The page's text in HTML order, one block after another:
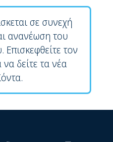
σε συνεχή
ανανέωση του
Επισκεφθείτε τον
δείτε τα νέα